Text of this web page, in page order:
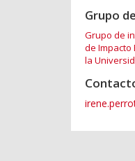
Grupo
Grupo de
de Impacto
la